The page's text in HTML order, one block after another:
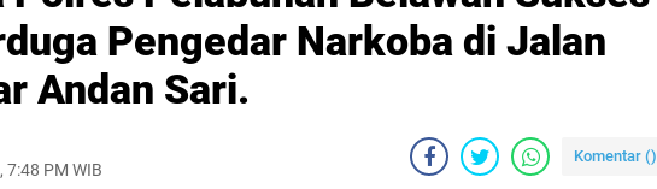
Pengedar Narkoba di Jalan
Andan Sari.
PM WIB
Komentar ()